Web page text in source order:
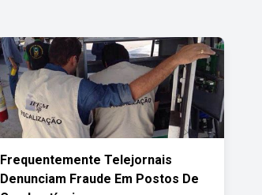
Frequentemente Telejornais
Denunciam Fraude Em Postos De